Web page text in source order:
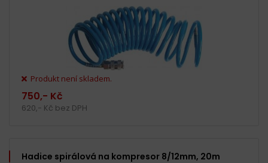
Produkt není skladem.
750,- Kč
620,- Kč bez DPH
Hadice spirálová na kompresor 8/12mm, 20m